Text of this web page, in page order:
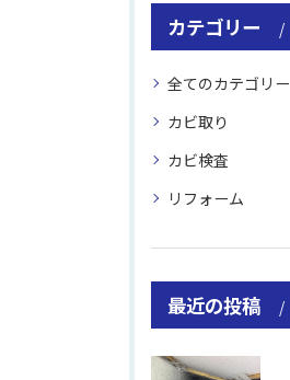
カテゴリー
全てのカテゴリー
カビ取り
カビ検査
リフォーム
最近の投稿